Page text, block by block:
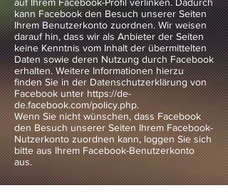
kann Facebook den Besuch unserer Seiten
Ihrem Benutzerkonto zuordnen. Wir weisen
darauf hin, dass wir als Anbieter der Seiten
keine Kenntnis vom Inhalt der übermittelten
Daten sowie deren Nutzung durch Facebook
erhalten. Weitere Informationen hierzu
finden Sie in der Datenschutzerklärung von
Facebook unter https://de-
de.facebook.com/policy.php.
Wenn Sie nicht wünschen, dass Facebook
den Besuch unserer Seiten Ihrem Facebook-
Nutzerkonto zuordnen kann, loggen Sie sich
bitte aus Ihrem Facebook-Benutzerkonto
aus.